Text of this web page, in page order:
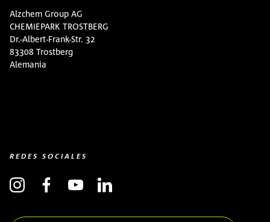
Alzchem Group AG
CHEMIEPARK TROSTBERG
Dr.-Albert-Frank-Str. 32
83308 Trostberg
Alemania
REDES SOCIALES